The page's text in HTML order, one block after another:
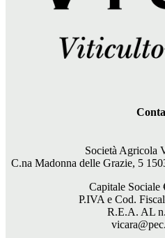
Società Agricola
C.na Madonna delle Grazie, 5
Capitale Sociale
P.IVA e Cod.
R.E.A. AL